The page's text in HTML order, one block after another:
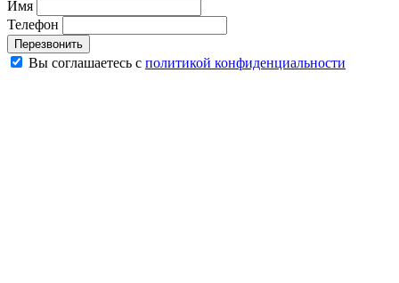
Имя
Телефон
Перезвонить
Вы соглашаетесь с политикой конфиденциальности